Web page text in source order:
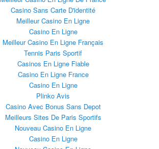
Casino Sans Carte D'identité
Meilleur Casino En Ligne
Casino En Ligne
Meilleur Casino En Ligne Français
Tennis Paris Sportif
Casinos En Ligne Fiable
Casino En Ligne France
Casino En Ligne
Plinko Avis
Casino Avec Bonus Sans Depot
Meilleurs Sites De Paris Sportifs
Nouveau Casino En Ligne
Casino En Ligne